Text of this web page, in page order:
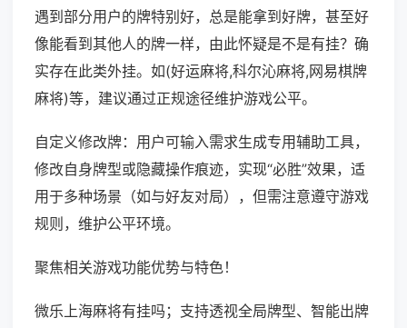
遇到部分用户的牌特别好，总是能拿到好牌，甚至好
像能看到其他人的牌一样，由此怀疑是不是有挂？确
实存在此类外挂。如(好运麻将,科尔沁麻将,网易棋牌
麻将)等，建议通过正规途径维护游戏公平。
自定义修改牌：用户可输入需求生成专用辅助工具，
修改自身牌型或隐藏操作痕迹，实现“必胜”效果，适
用于多种场景（如与好友对局），但需注意遵守游戏
规则，维护公平环境。
聚焦相关游戏功能优势与特色！
微乐上海麻将有挂吗；支持透视全局牌型、智能出牌